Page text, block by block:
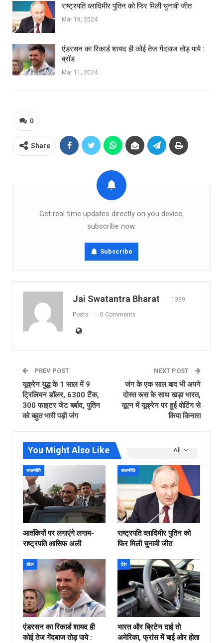
राष्ट्रपति व्लादिमीर पुतिन को फिर मिली चुनावी जीत
Mar 18, 2024
एंडरसन का रिकार्ड शायद ही कोई तेज गेंदबाज तोड़ पाये :
ब्रॉड
Mar 11, 2024
0
Share
Get real time updates directly on you device,
subscribe now.
Subscribe
Jai Swatantra Bharat 1359
Posts 0 Comments
PREV POST
यूक्रेन युद्ध के 1 साल में 9
ट्रिलियन डॉलर, 6300 टैंक,
300 फाइटर जेट बर्बाद, पुतिन
को बहुत भारी पड़ी जंग
NEXT POST
जंग के एक साल बाद भी अपने
दोस्‍त रूस के साथ खड़ा भारत,
यूएन में यूक्रेन पर हुई वोटिंग से
किया किनारा
All
You Might Also Like
राजनीति
आतंकियों पर लगाएंगे लगाम-
राष्ट्रपति आसिफ अली
राजनीति
राष्ट्रपति व्लादिमीर पुतिन को
फिर मिली चुनावी जीत
खेल
एंडरसन का रिकार्ड शायद ही
कोई तेज गेंदबाज तोड़ पाये :
देश
भारत और ब्रिटेन दाई तो
अमेरिका, फ्रांस में बाई ओर होता